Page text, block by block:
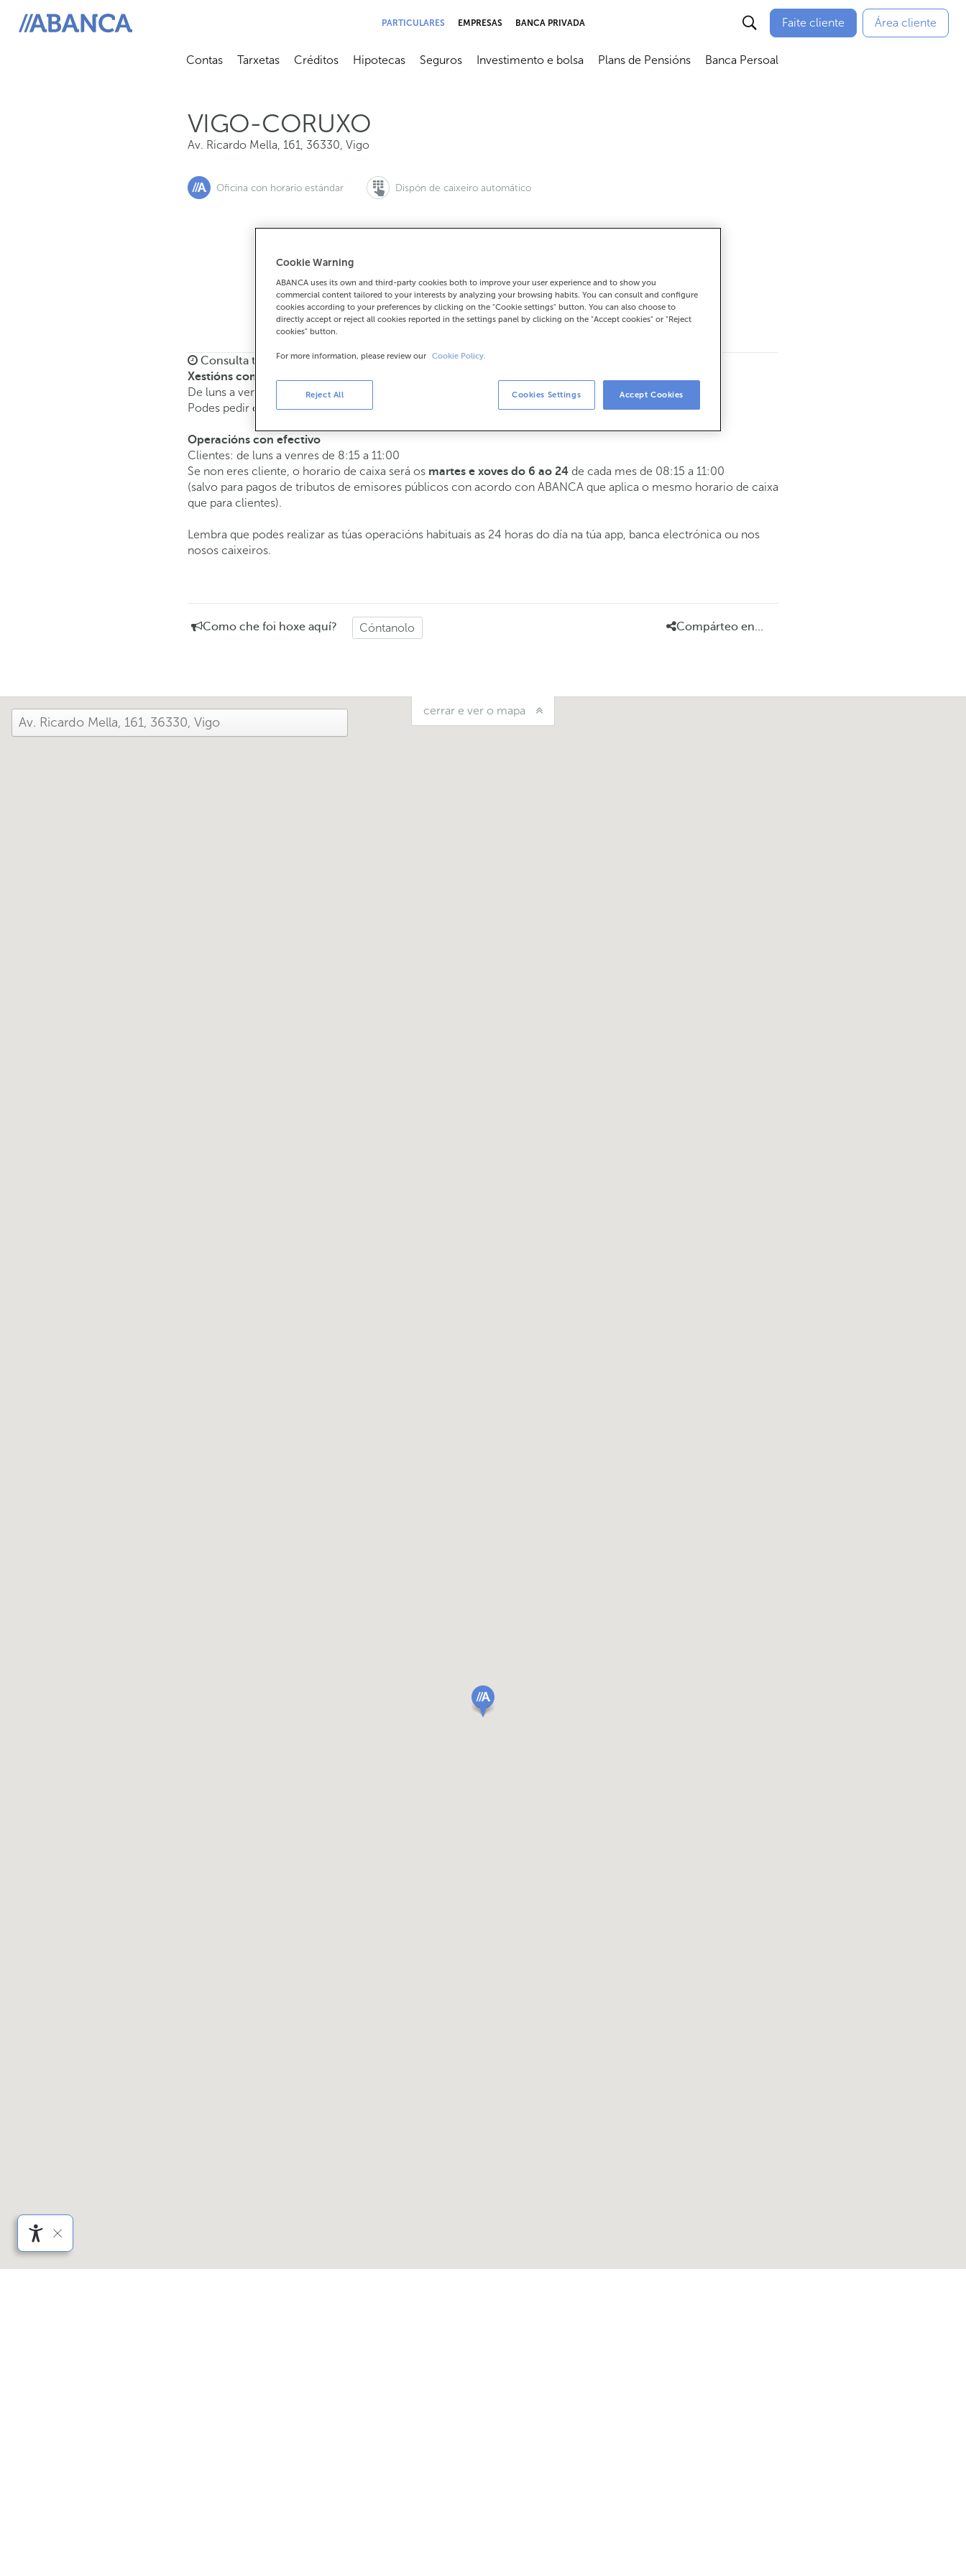
ABANCA
PARTICULARES EMPRESAS BANCA PRIVADA Faite cliente Área cliente
Contas
Abrir submenú
Tarxetas
Abrir submenú
Créditos
Abrir submenú
Hipotecas
Abrir submenú
Seguros
Abrir submenú
Investimento e bolsa
Abrir submenú
Plans de Pensións
Abrir submenú
Banca Persoal
VIGO-CORUXO
Av. Ricardo Mella, 161, 36330, Vigo
Oficina con horario estándar Dispón de caixeiro automático
Se queres pedir cita:
900 815 200 986462004 Como chegar
Consulta todos os horarios
Xestións comerciais
De luns a venres de 8:15 a 14:00.
Podes pedir cita previae atenderémoste o día e hora que escollas
Operacións con efectivo
Clientes: de luns a venres de 8:15 a 11:00
Se non eres cliente, o horario de caixa será os martes e xoves do 6 ao 24 de cada mes de 08:15 a 11:00
(salvo para pagos de tributos de emisores públicos con acordo con ABANCA que aplica o mesmo horario de caixa
que para clientes).
Lembra que podes realizar as túas operacións habituais as 24 horas do día na túa app, banca electrónica ou nos
nosos caixeiros.
Como che foi hoxe aquí? Cóntanolo Compárteo en...
cerrar e ver o mapa
Cookie Warning
ABANCA uses its own and third-party cookies both to improve your user experience and to show you
commercial content tailored to your interests by analyzing your browsing habits. You can consult and configure
cookies according to your preferences by clicking on the "Cookie settings" button. You can also choose to
directly accept or reject all cookies reported in the settings panel by clicking on the "Accept cookies" or "Reject
cookies" button.
For more information, please review our Cookie Policy.
Reject All Cookies Settings Accept Cookies